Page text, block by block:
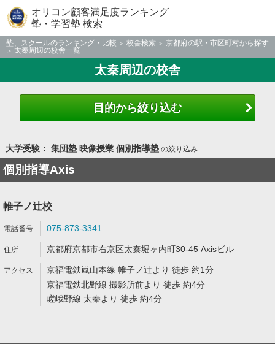
オリコン顧客満足度ランキング
塾・学習塾 検索
塾、スクールのランキング・比較 校舎検索
京都府の駅・市区町村から探す
太秦周辺の校舎一覧
太秦周辺の校舎
目的から絞り込む
大学受験： 集団塾 映像授業 個別指導塾の絞り込み
個別指導Axis
帷子ノ辻校
075-873-3341
京都府京都市右京区太秦堀ヶ内町30-45 Axisビル
京福電鉄嵐山本線 帷子ノ辻より 徒歩 約1分
京福電鉄北野線 撮影所前より 徒歩 約4分
嵯峨野線 太秦より 徒歩 約4分